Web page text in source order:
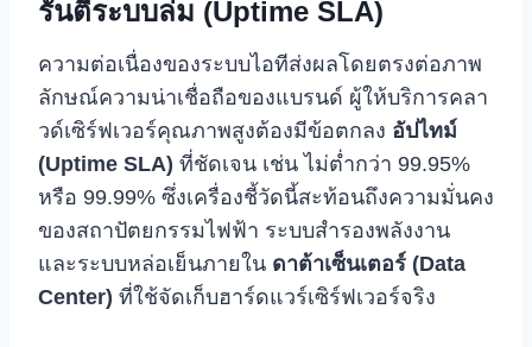
รันตีระบบล่ม (Uptime SLA)
ความต่อเนื่องของระบบไอทีส่งผลโดยตรงต่อภาพ
ลักษณ์ความน่าเชื่อถือของแบรนด์ ผู้ให้บริการคลา
วด์เซิร์ฟเวอร์คุณภาพสูงต้องมีข้อตกลง อัปไทม์
(Uptime SLA) ที่ชัดเจน เช่น ไม่ต่ำกว่า 99.95%
หรือ 99.99% ซึ่งเครื่องชี้วัดนี้สะท้อนถึงความมั่นคง
ของสถาปัตยกรรมไฟฟ้า ระบบสำรองพลังงาน
และระบบหล่อเย็นภายใน ดาต้าเซ็นเตอร์ (Data
Center) ที่ใช้จัดเก็บฮาร์ดแวร์เซิร์ฟเวอร์จริง